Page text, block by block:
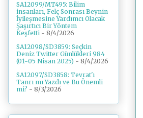
SA12099/MT495: Bilim
insanları, Felç Sonrası Beynin
İyileşmesine Yardımcı Olacak
Şaşırtıcı Bir Yöntem
Keşfetti - 8/4/2026
SA12098/SD3859: Seçkin
Deniz Twitter Günlükleri 984
(01-05 Nisan 2025) - 8/4/2026
SA12097/SD3858: Tevrat'ı
Tanrı mı Yazdı ve Bu Önemli
mi? - 8/3/2026